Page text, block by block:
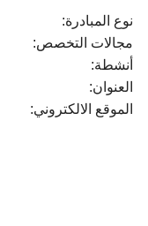
نوع المبادرة:
مجالات التخصص:
أنشطة:
العنوان:
الموقع الالكتروني: